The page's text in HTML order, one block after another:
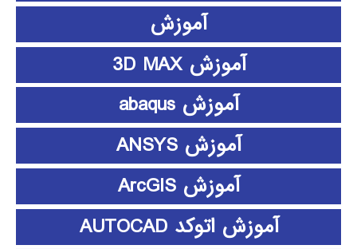
آموزش
آموزش 3D MAX
آموزش abaqus
آموزش ANSYS
آموزش ArcGIS
آموزش اتوکد AUTOCAD